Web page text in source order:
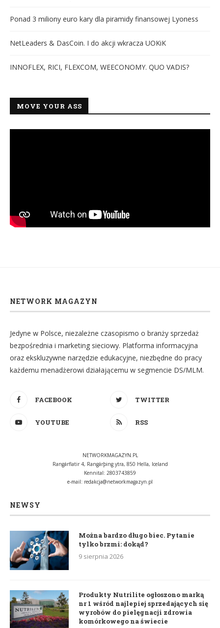
Ponad 3 miliony euro kary dla piramidy finansowej Lyoness
NetLeaders & DasCoin. I do akcji wkracza UOKiK
INNOFLEX, RICI, FLEXCOM, WEECONOMY. QUO VADIS?
MOVE YOUR ASS
NETWORK MAGAZYN
Jedyne w Polsce, niezależne czasopismo o branży sprzedaż
bezpośrednia i marketing sieciowy. Platforma informacyjna
oraz ekskluzywne narzędzie edukacyjne, niezbędne do pracy
każdemu menadżerowi działającemu w segmencie DS/MLM.
FACEBOOK TWITTER
YOUTUBE RSS
NETWORKMAGAZYN.PL
Rangárflatir 4, Rangárþing ytra, 850 Hella, Iceland
Kennital: 2803743859
e-mail: redakcja@networkmagazyn.pl
NEWSY
Można bardzo długo biec. Pytanie
tylko brzmi: dokąd?
9 sierpnia 2026
Produkty Nutrilite ogłoszono marką
nr 1 wśród najlepiej sprzedających się
wyrobów do pielęgnacji zdrowia
komórkowego na świecie